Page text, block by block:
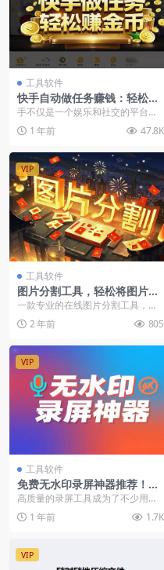
工具软件
快手自动做任务赚钱：轻松赚
金币，高效养号全攻略
手不仅是一个娱乐和社交的平台，
更是一个可以轻松赚取金币的“宝藏
地”。今天，我们将...
1 年前 47.8K
VIP
工具软件
图片分割工具，轻松将图片切
割成网格布局【在线工具】
一款专业的在线图片分割工具，可
轻松将图片切割成网格布局，特别
适用于制作 Inst...
2 年前 805
VIP
工具软件
免费无水印录屏神器推荐！支
持4K高清录制、麦克风摄像头
高质量的录屏工具成为了不少用户
的刚需。无论是录制教学课程、制
作PPT讲解视频，还...
1 年前 1.7K
VIP